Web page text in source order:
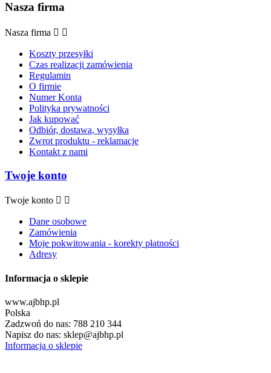
Nasza firma
Nasza firma  
Koszty przesyłki
Czas realizacji zamówienia
Regulamin
O firmie
Numer Konta
Polityka prywatności
Jak kupować
Odbiór, dostawa, wysyłka
Zwrot produktu - reklamacje
Kontakt z nami
Twoje konto
Twoje konto  
Dane osobowe
Zamówienia
Moje pokwitowania - korekty płatności
Adresy
Informacja o sklepie
www.ajbhp.pl
Polska
Zadzwoń do nas: 788 210 344
Napisz do nas: sklep@ajbhp.pl
Informacja o sklepie